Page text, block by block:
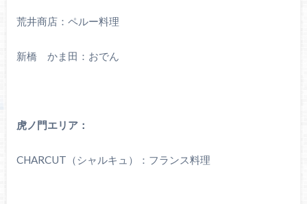
荒井商店：ペルー料理
新橋 かま田：おでん
虎ノ門エリア：
CHARCUT（シャルキュ）：フランス料理